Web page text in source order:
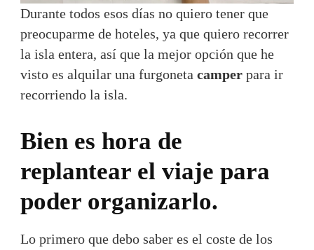
Durante todos esos días no quiero tener que
preocuparme de hoteles, ya que quiero recorrer
la isla entera, así que la mejor opción que he
visto es alquilar una furgoneta camper para ir
recorriendo la isla.
Bien es hora de
replantear el viaje para
poder organizarlo.
Lo primero que debo saber es el coste de los